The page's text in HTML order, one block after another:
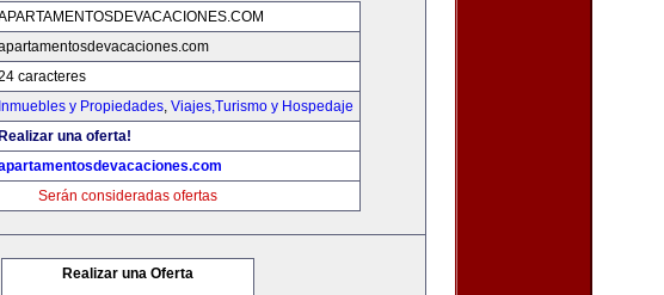
caracteres
Inmuebles y Propiedades, Viajes,Turismo y Hospedaje
Realizar una oferta!
Serán consideradas ofertas
Realizar una Oferta